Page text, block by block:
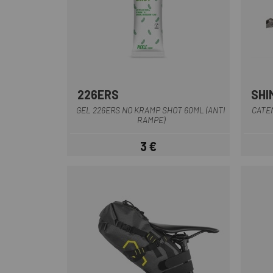
226ERS
GEL 226ERS NO KRAMP SHOT 60ML (ANTI
RAMPE)
Prezzo
3 €